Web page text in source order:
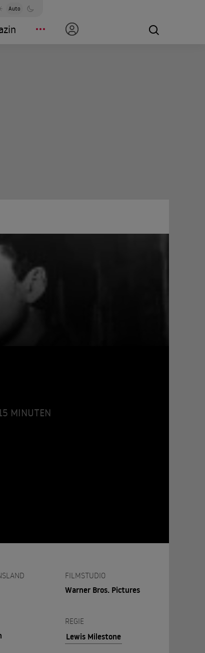
Auto
MINUTEN
FILMSTUDIO
Warner Bros. Pictures
REGIE
Lewis Milestone